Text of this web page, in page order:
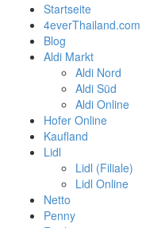
Startseite
4everThailand.com
Blog
Aldi Markt
Aldi Nord
Aldi Süd
Aldi Online
Hofer Online
Kaufland
Lidl
Lidl (Filiale)
Lidl Online
Netto
Penny